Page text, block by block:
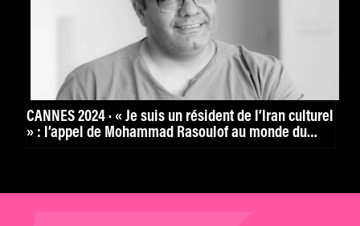
CANNES 2024 · « Je suis un résident de l’Iran culturel
» : l’appel de Mohammad Rasoulof au monde du